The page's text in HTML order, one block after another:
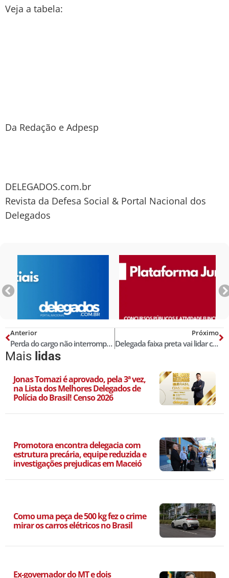
Veja a tabela:
Da Redação e Adpesp
DELEGADOS.com.br
Revista da Defesa Social & Portal Nacional dos
Delegados
Anterior
Perda do cargo não interrompe julgamento em foro especial
Próximo
Delegada faixa preta vai lidar com manifestantes na Copa
Mais lidas
Jonas Tomazi é aprovado, pela 3ª vez,
na Lista dos Melhores Delegados de
Polícia do Brasil! Censo 2026
Promotora encontra delegacia com
estrutura precária, equipe reduzida e
investigações prejudicas em Maceió
Como uma peça de 500 kg fez o crime
mirar os carros elétricos no Brasil
Ex-governador do MT e dois